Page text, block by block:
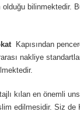
bilinmektedir.
Kapısından
nakliye
kılan en önemli
edilmesidir. Siz de